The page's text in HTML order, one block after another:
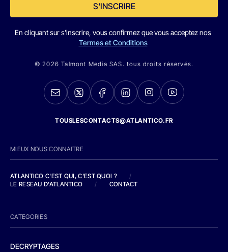
S'INSCRIRE
En cliquant sur s'inscrire, vous confirmez que vous acceptez nos
Termes et Conditions
© 2026 Talmont Media SAS. tous droits réservés.
TOUSLESCONTACTS@ATLANTICO.FR
MIEUX NOUS CONNAITRE
ATLANTICO C'EST QUI, C'EST QUOI ?
/
LE RESEAU D'ATLANTICO
/ CONTACT
CATEGORIES
DECRYPTAGES